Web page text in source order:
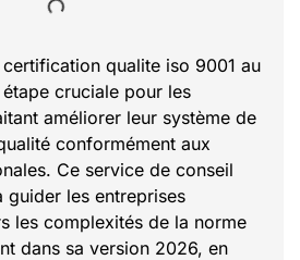
certification qualite iso 9001 au
cruciale pour les
améliorer leur système de
conformément aux
Ce service de conseil
guider les entreprises
les complexités de la norme
dans sa version 2026, en